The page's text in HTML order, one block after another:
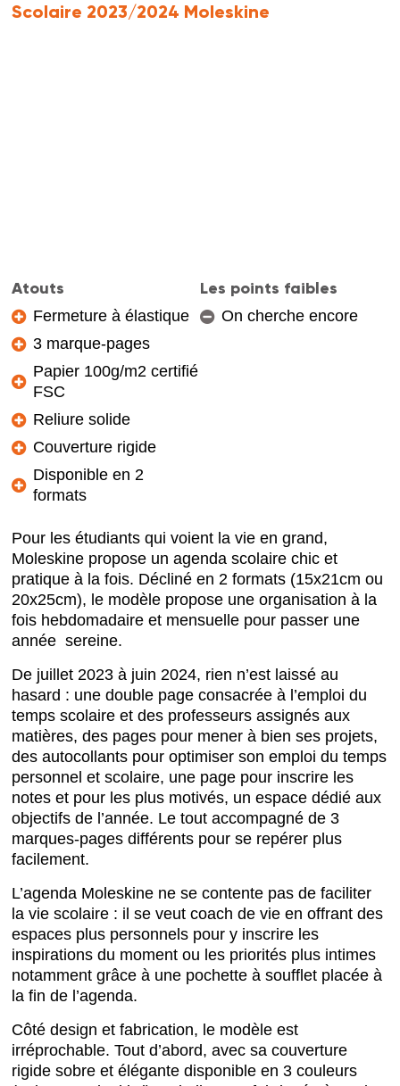
Scolaire 2023/2024 Moleskine
Atouts
Fermeture à élastique
3 marque-pages
Papier 100g/m2 certifié
FSC
Reliure solide
Couverture rigide
Disponible en 2
formats
Les points faibles
On cherche encore
Pour les étudiants qui voient la vie en grand,
Moleskine propose un agenda scolaire chic et
pratique à la fois. Décliné en 2 formats (15x21cm ou
20x25cm), le modèle propose une organisation à la
fois hebdomadaire et mensuelle pour passer une
année sereine.
De juillet 2023 à juin 2024, rien n’est laissé au
hasard : une double page consacrée à l’emploi du
temps scolaire et des professeurs assignés aux
matières, des pages pour mener à bien ses projets,
des autocollants pour optimiser son emploi du temps
personnel et scolaire, une page pour inscrire les
notes et pour les plus motivés, un espace dédié aux
objectifs de l’année. Le tout accompagné de 3
marques-pages différents pour se repérer plus
facilement.
L’agenda Moleskine ne se contente pas de faciliter
la vie scolaire : il se veut coach de vie en offrant des
espaces plus personnels pour y inscrire les
inspirations du moment ou les priorités plus intimes
notamment grâce à une pochette à soufflet placée à
la fin de l’agenda.
Côté design et fabrication, le modèle est
irréprochable. Tout d’abord, avec sa couverture
rigide sobre et élégante disponible en 3 couleurs